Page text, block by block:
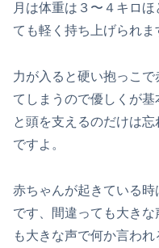
月は体重は３〜４キロ
ても軽く持ち上げられま
力が入ると硬い抱っこ
てしまうので優しくが
と頭を支えるのだけは
ですよ。
赤ちゃんが起きている
です、間違っても大き
も大きな声で何か言われ